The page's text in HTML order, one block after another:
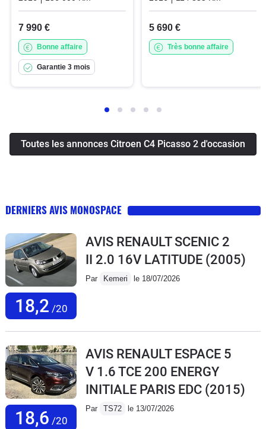
7 990 €
Bonne affaire
Garantie 3 mois
5 690 €
Très bonne affaire
Toutes les annonces Citroen C4 Picasso 2 d'occasion
DERNIERS AVIS MONOSPACE
18,2 /20
AVIS RENAULT SCENIC 2
II 2.0 16V LATITUDE (2005)
Par Kemeri le 18/07/2026
18,6 /20
AVIS RENAULT ESPACE 5
V 1.6 TCE 200 ENERGY
INITIALE PARIS EDC (2015)
Par TS72 le 13/07/2026